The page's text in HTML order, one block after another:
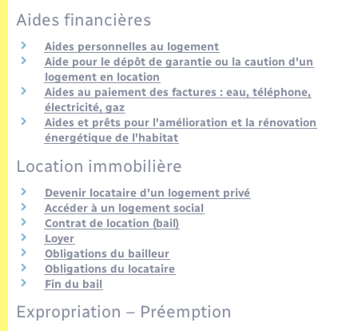
Sécurité - Prévention
Seniors
Transports
Voirie et espace public
Aides financières
Aides personnelles au logement
Aide pour le dépôt de garantie ou la caution d'un
logement en location
Aides au paiement des factures : eau, téléphone,
électricité, gaz
Aides et prêts pour l'amélioration et la rénovation
énergétique de l'habitat
Location immobilière
Devenir locataire d'un logement privé
Accéder à un logement social
Contrat de location (bail)
Loyer
Obligations du bailleur
Obligations du locataire
Fin du bail
Expropriation – Préemption